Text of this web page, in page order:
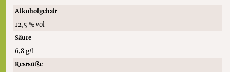
Alkoholgehalt
12,5 % vol
Säure
6,8 g/l
Restsüße